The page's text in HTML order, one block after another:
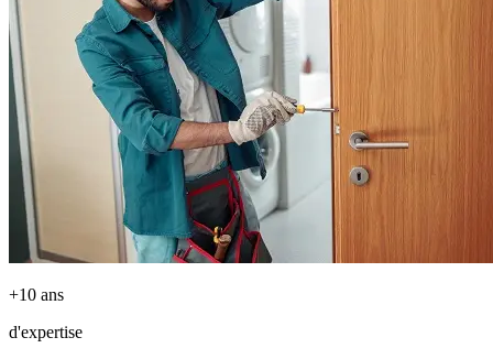
+10 ans
d'expertise